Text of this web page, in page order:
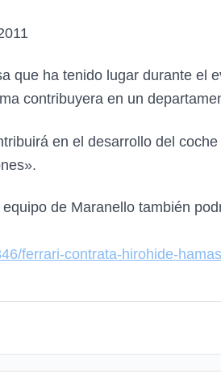
que ha tenido lugar durante el
contribuyera en un
en el desarrollo del
de Maranello también
ferrari-contrata-hirohide-